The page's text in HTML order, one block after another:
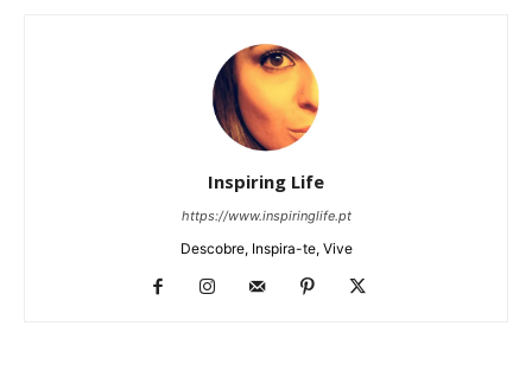
Inspiring Life
https://www.inspiringlife.pt
Descobre, Inspira-te, Vive